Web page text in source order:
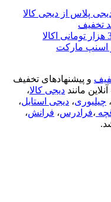
اسنپ مارکت
و پیشنهادهای تخفیف
مانند دیجی کالا،
، چیلیوری، دیجی استایل،
،فرادرس، فرانش،